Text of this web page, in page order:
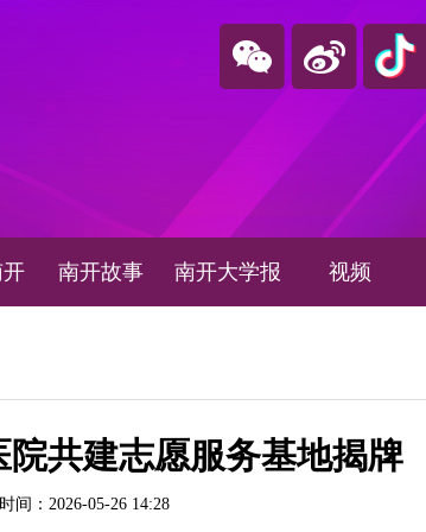
南开故事 南开大学报 视频
共建志愿服务基地揭牌
间：2026-05-26 14:28